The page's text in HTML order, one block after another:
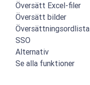
Översätt Excel-filer
Översätt bilder
Översättningsordlista
SSO
Alternativ
Se alla funktioner